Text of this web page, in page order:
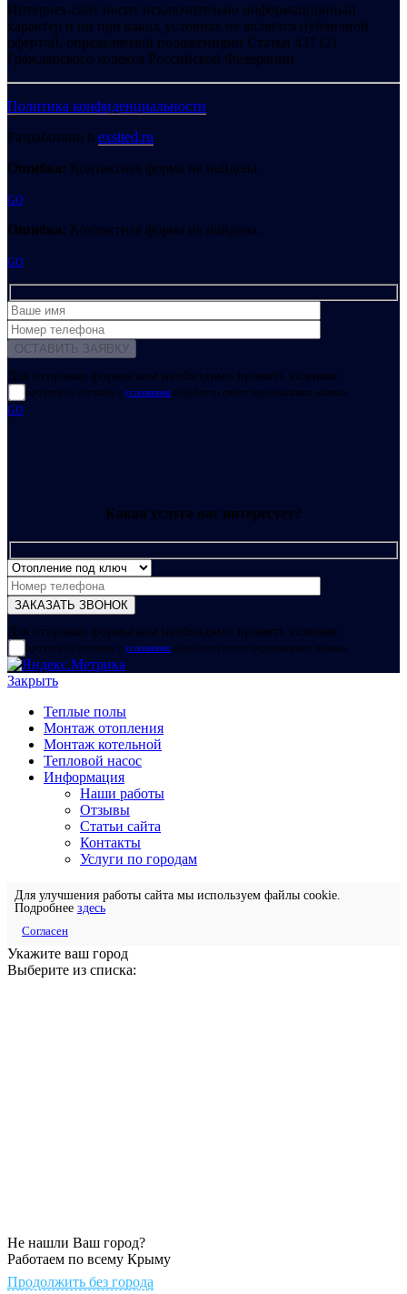
Интернет-сайт носит исключительно информационный
характер и ни при каких условиях не является публичной
офертой, определяемой положениями Статьи 437 (2)
Гражданского кодекса Российской Федерации.
Политика конфиденциальности
Разработано в exsited.ru
Ошибка: Контактная форма не найдена.
GO
Ошибка: Контактная форма не найдена.
GO
Для отправки формы вам необходимо принять условия:
прочитал и согласен с условиями обработки своих персональных данных
GO
Какая услуга вас интересует?
Для отправки формы вам необходимо принять условия:
прочитал и согласен с условиями обработки своих персональных данных
Закрыть
Теплые полы
Монтаж отопления
Монтаж котельной
Тепловой насос
Информация
Наши работы
Отзывы
Статьи сайта
Контакты
Услуги по городам
Для улучшения работы сайта мы используем файлы cookie.
Подробнее здесь
Согласен
Укажите ваш город
Выберите из списка:
Не нашли Ваш город?
Работаем по всему Крыму
Продолжить без города